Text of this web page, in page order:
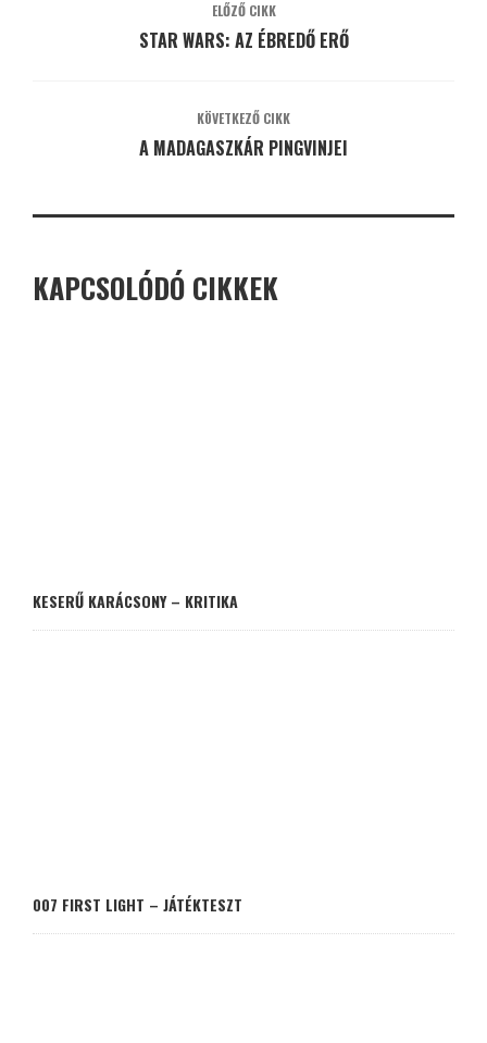
ELŐZŐ CIKK
STAR WARS: AZ ÉBREDŐ ERŐ
KÖVETKEZŐ CIKK
A MADAGASZKÁR PINGVINJEI
KAPCSOLÓDÓ CIKKEK
KESERŰ KARÁCSONY – KRITIKA
007 FIRST LIGHT – JÁTÉKTESZT